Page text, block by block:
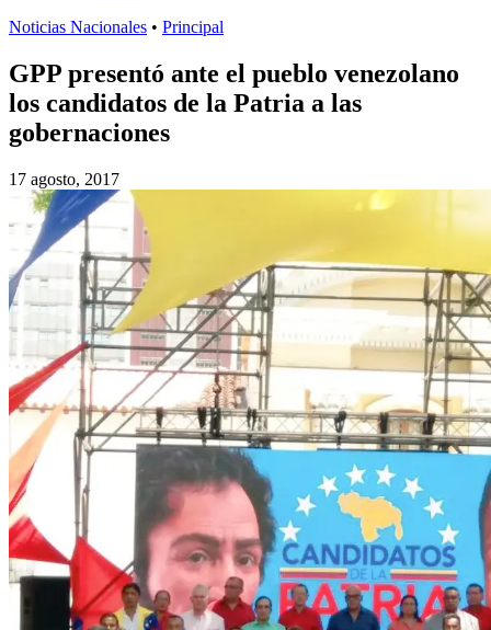
Noticias Nacionales • Principal
GPP presentó ante el pueblo venezolano
los candidatos de la Patria a las
gobernaciones
17 agosto, 2017